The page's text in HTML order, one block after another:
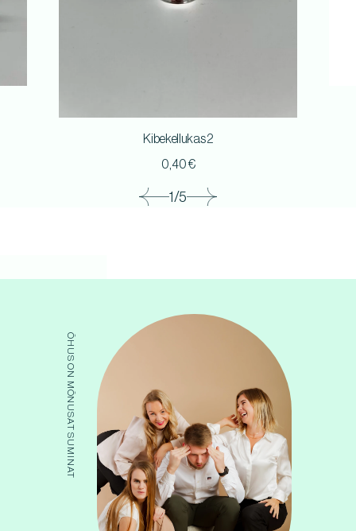
1/5
Kibekellukas 2
0,40€
ÕHUS ON MÕNUSAT SUMINAT